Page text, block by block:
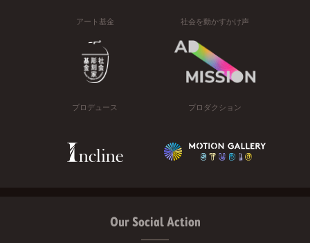
アート基金 社会を動かすかけ声
プロデュース プロダクション
Our Social Action